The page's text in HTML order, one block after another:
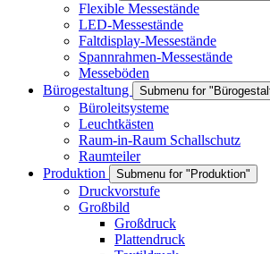
Flexible Messestände
LED-Messestände
Faltdisplay-Messestände
Spannrahmen-Messestände
Messeböden
Bürogestaltung
Submenu for
Büroleitsysteme
Leuchtkästen
Raum-in-Raum Schallschutz
Raumteiler
Produktion
Submenu for "Produktion"
Druckvorstufe
Großbild
Großdruck
Plattendruck